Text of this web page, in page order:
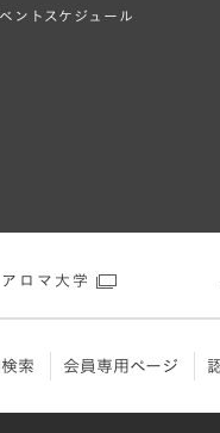
ントスケジュール
アロマ大学
索 会員専用ページ